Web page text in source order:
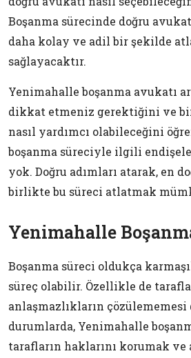
Boşanma sürecinde doğru
daha kolay ve adil bir şekilde
sağlayacaktır.
Yenimahalle boşanma avukatı
dikkat etmeniz gerektiğini ve
nasıl yardımcı olabileceğini
boşanma süreciyle ilgili
yok. Doğru adımları atarak, en
birlikte bu süreci atlatmak
Yenimahalle
Boşanma süreci oldukça
süreç olabilir. Özellikle de
anlaşmazlıkların
durumlarda, Yenimahalle
tarafların haklarını korumak